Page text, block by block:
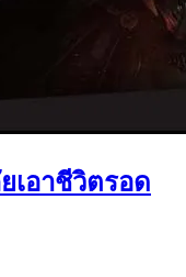
เอาชีวิตรอด